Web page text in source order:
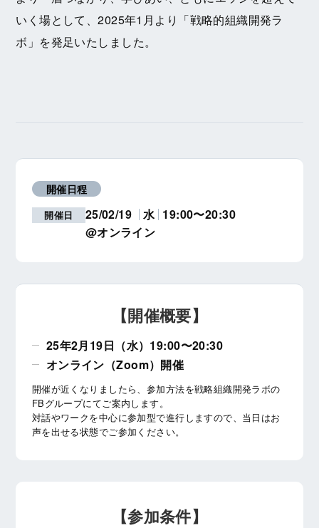
いく場として、2025年1月より「戦略的組織開発ラ
ボ」を発足いたしました。
開催日程
開催日 25/02/19 水 19:00〜20:30
@オンライン
【開催概要】
25年2月19日（水）19:00〜20:30
オンライン（Zoom）開催
開催が近くなりましたら、参加方法を戦略組織開発ラボの
FBグループにてご案内します。
対話やワークを中心に参加型で進行しますので、当日はお
声を出せる状態でご参加ください。
【参加条件】